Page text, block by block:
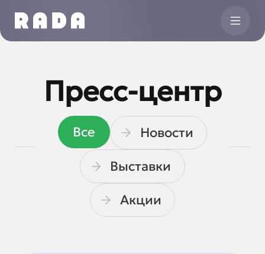
Пресс-центр
Все Новости
Выставки
Акции